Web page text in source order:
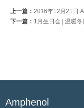
上一篇： 2016年12月21日
下一篇： 1月生日会 | 温暖
Amphenol